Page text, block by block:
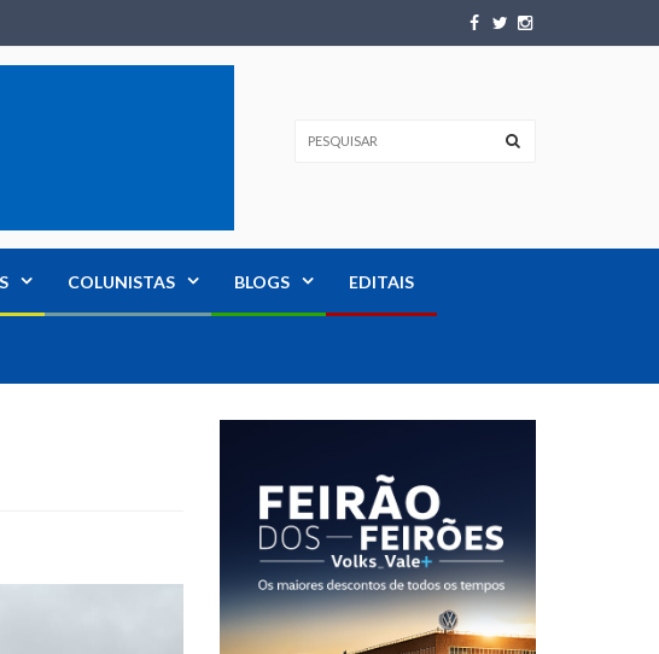
COLUNISTAS BLOGS EDITAIS